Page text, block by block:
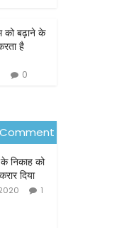
को बढ़ाने के
है
0
Comment
निकाह को
दिया
1